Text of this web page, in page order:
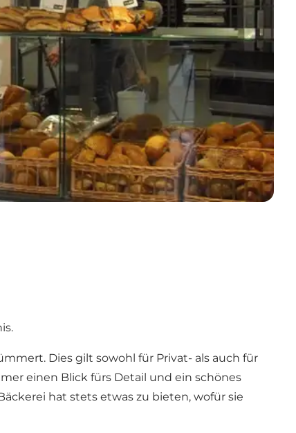
Dies gilt sowohl für Privat- als auch für
einen Blick fürs Detail und ein schönes
hat stets etwas zu bieten, wofür sie